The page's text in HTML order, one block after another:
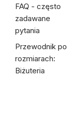
FAQ - często
zadawane
pytania
Przewodnik po
rozmiarach:
Biżuteria